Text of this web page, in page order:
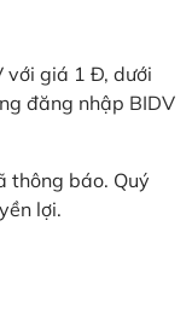
với giá 1 Đ, dưới
đăng nhập BIDV
thông báo. Quý
lợi.